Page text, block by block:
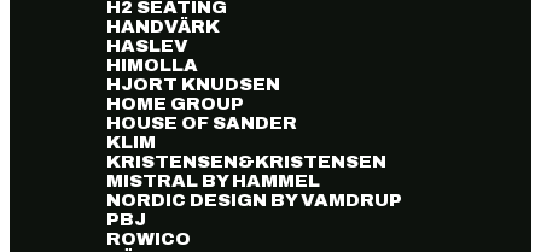
H2 SEATING
HANDVÄRK
HASLEV
HIMOLLA
HJORT KNUDSEN
HOME GROUP
HOUSE OF SANDER
KLIM
KRISTENSEN&KRISTENSEN
MISTRAL BY HAMMEL
NORDIC DESIGN BY VAMDRUP
PBJ
ROWICO